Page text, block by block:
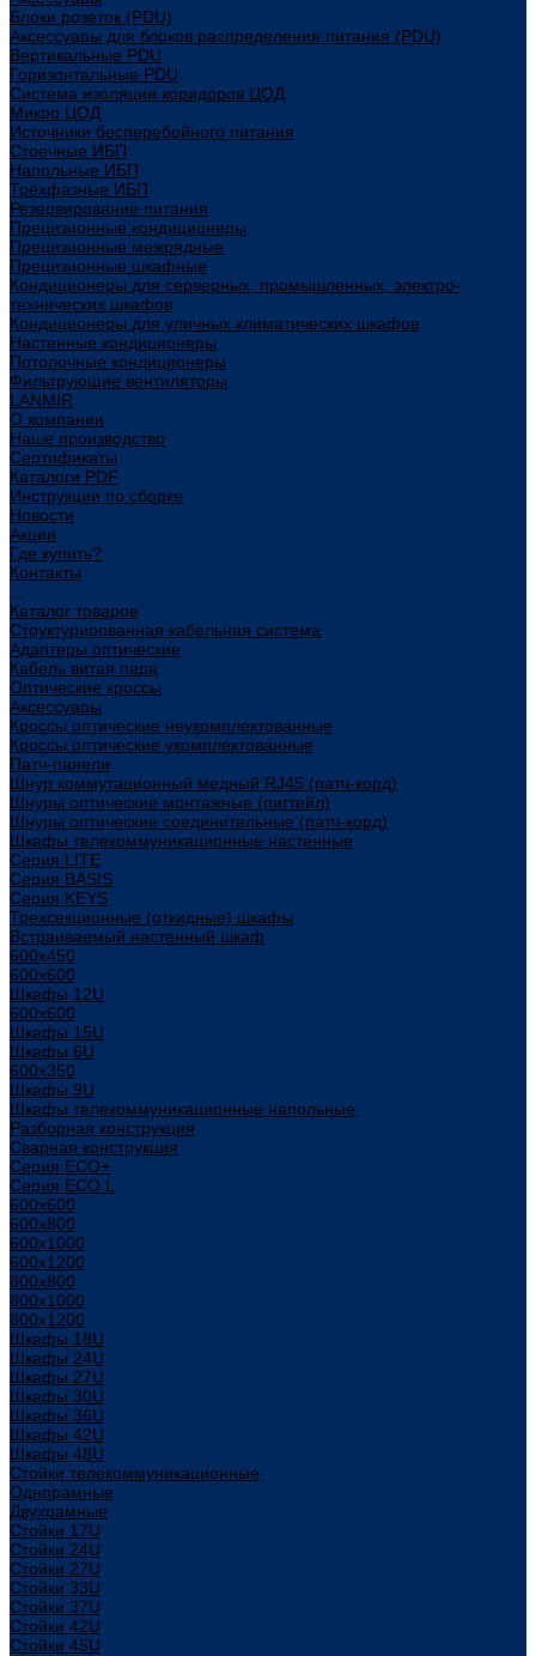
Блоки розеток (PDU)
Аксессуары для блоков распределения питания (PDU)
Вертикальные PDU
Горизонтальные PDU
Система изоляции коридоров ЦОД
Микро ЦОД
Источники бесперебойного питания
Стоечные ИБП
Напольные ИБП
Трёхфазные ИБП
Резервирование питания
Прецизионные кондиционеры
Прецизионные межрядные
Прецизионные шкафные
Кондиционеры для серверных, промышленных, электро-
технических шкафов
Кондиционеры для уличных климатических шкафов
Настенные кондиционеры
Потолочные кондиционеры
Фильтрующие вентиляторы
LANMIR
О компании
Наше производство
Сертификаты
Каталоги PDF
Инструкции по сборке
Новости
Акции
Где купить?
Контакты
Каталог товаров
Структурированная кабельная система
Адаптеры оптические
Кабель витая пара
Оптические кроссы
Аксессуары
Кроссы оптические неукомплектованные
Кроссы оптические укомплектованные
Патч-панели
Шнур коммутационный медный RJ45 (патч-корд)
Шнуры оптические монтажные (пигтейл)
Шнуры оптические соединительные (патч-корд)
Шкафы телекоммуникационные настенные
Cерия LITE
Cерия BASIS
Cерия KEYS
Трехсекционные (откидные) шкафы
Встраиваемый настенный шкаф
600x450
600x600
Шкафы 12U
600x600
Шкафы 15U
Шкафы 6U
600x350
Шкафы 9U
Шкафы телекоммуникационные напольные
Разборная конструкция
Сварная конструкция
Серия ECO+
Серия ECO L
600x600
600x800
600х1000
600х1200
800x800
800х1000
800х1200
Шкафы 18U
Шкафы 24U
Шкафы 27U
Шкафы 30U
Шкафы 36U
Шкафы 42U
Шкафы 48U
Стойки телекоммуникационные
Однорамные
Двухрамные
Стойки 17U
Стойки 24U
Стойки 27U
Стойки 33U
Стойки 37U
Стойки 42U
Стойки 45U